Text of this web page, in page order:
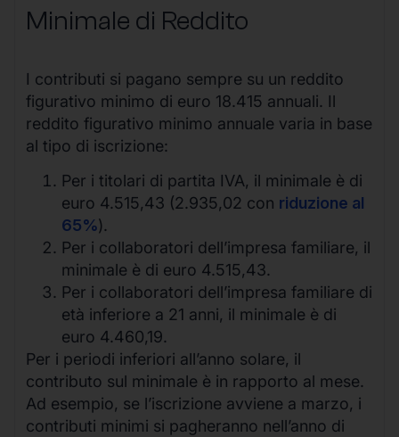
Minimale di Reddito
I contributi si pagano sempre su un reddito
figurativo minimo di euro 18.415 annuali. Il
reddito figurativo minimo annuale varia in base
al tipo di iscrizione:
Per i titolari di partita IVA, il minimale è di
euro 4.515,43 (2.935,02 con riduzione al
65%).
Per i collaboratori dell’impresa familiare, il
minimale è di euro 4.515,43.
Per i collaboratori dell’impresa familiare di
età inferiore a 21 anni, il minimale è di
euro 4.460,19.
Per i periodi inferiori all’anno solare, il
contributo sul minimale è in rapporto al mese.
Ad esempio, se l’iscrizione avviene a marzo, i
contributi minimi si pagheranno nell’anno di